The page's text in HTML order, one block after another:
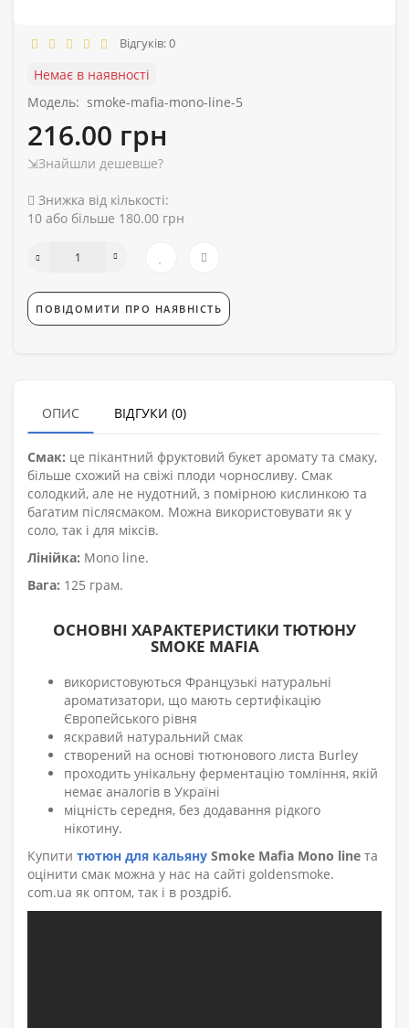
Відгуків: 0
Немає в наявності
Модель: smoke-mafia-mono-line-5
216.00 грн
⇲Знайшли дешевше?
Знижка від кількості:
10 або більше 180.00 грн
ПОВІДОМИТИ ПРО НАЯВНІСТЬ
ОПИС ВІДГУКИ (0)
Смак: це пікантний фруктовий букет аромату та смаку,
більше схожий на свіжі плоди чорносливу. Смак
солодкий, але не нудотний, з помірною кислинкою та
багатим післясмаком. Можна використовувати як у
соло, так і для міксів.
Лінійка: Mono line.
Вага: 125 грам.
ОСНОВНІ ХАРАКТЕРИСТИКИ ТЮТЮНУ
SMOKE MAFIA
використовуються Французькі натуральні
ароматизатори, що мають сертифікацію
Європейського рівня
яскравий натуральний смак
створений на основі тютюнового листа Burley
проходить унікальну ферментацію томління, якій
немає аналогів в Україні
міцність середня, без додавання рідкого
нікотину.
Купити тютюн для кальяну Smoke Mafia Mono line та
оцінити смак можна у нас на сайті goldensmoke.
com.ua як оптом, так і в роздріб.